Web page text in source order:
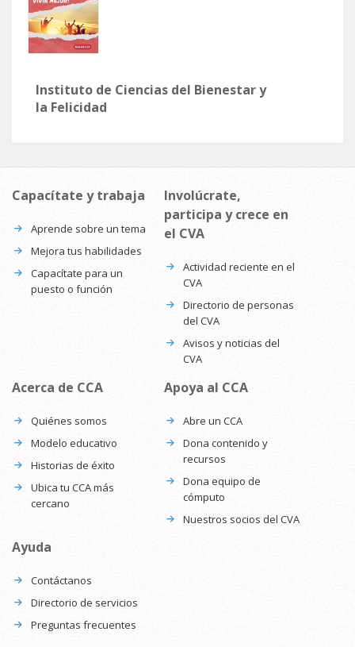
Instituto de Ciencias del Bienestar y
la Felicidad
Capacítate y trabaja
Aprende sobre un tema
Mejora tus habilidades
Capacítate para un
puesto o función
Involúcrate,
participa y crece en
el CVA
Actividad reciente en el
CVA
Directorio de personas
del CVA
Avisos y noticias del
CVA
Acerca de CCA
Quiénes somos
Modelo educativo
Historias de éxito
Ubica tu CCA más
cercano
Apoya al CCA
Abre un CCA
Dona contenido y
recursos
Dona equipo de
cómputo
Nuestros socios del CVA
Ayuda
Contáctanos
Directorio de servicios
Preguntas frecuentes